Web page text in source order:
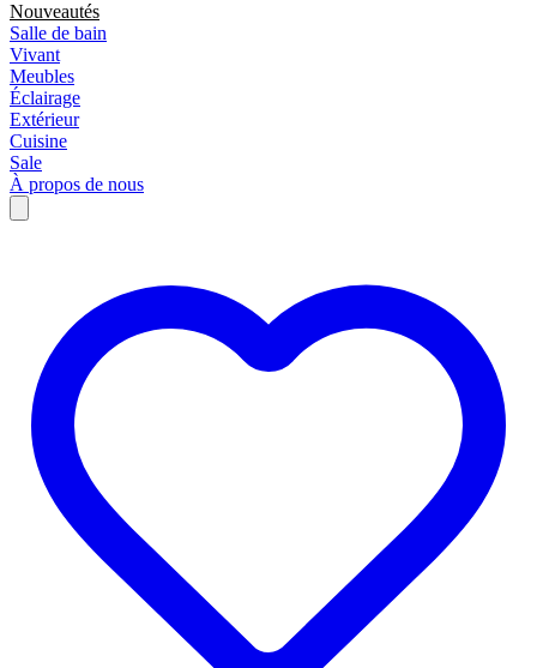
Nouveautés
Salle de bain
Vivant
Meubles
Éclairage
Extérieur
Cuisine
Sale
À propos de nous